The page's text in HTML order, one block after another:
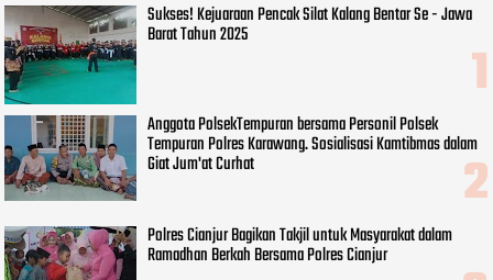
Sukses! Kejuaraan Pencak Silat Kalang Bentar Se - Jawa
Barat Tahun 2025
Anggota PolsekTempuran bersama Personil Polsek
Tempuran Polres Karawang. Sosialisasi Kamtibmas dalam
Giat Jum'at Curhat
Polres Cianjur Bagikan Takjil untuk Masyarakat dalam
Ramadhan Berkah Bersama Polres Cianjur